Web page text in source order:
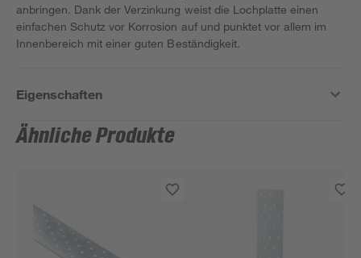
anbringen. Dank der Verzinkung weist die Lochplatte einen
einfachen Schutz vor Korrosion auf und punktet vor allem im
Innenbereich mit einer guten Beständigkeit.
Eigenschaften
Ähnliche Produkte